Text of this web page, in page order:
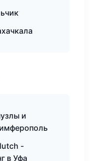
и
-
в Уфа